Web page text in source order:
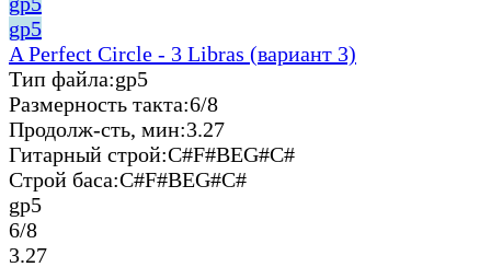
gp5
A Perfect Circle - 3 Libras (вариант 3)
Тип файла:gp5
Размерность такта:6/8
Продолж-сть, мин:3.27
Гитарный строй:C#F#BEG#C#
Строй баса:C#F#BEG#C#
gp5
6/8
3.27